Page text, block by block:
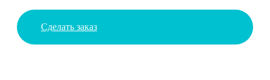
Сделать заказ